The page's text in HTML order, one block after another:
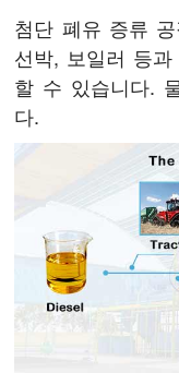
첨단 폐유 증류
선박, 보일러 등
할 수 있습니다.
다.